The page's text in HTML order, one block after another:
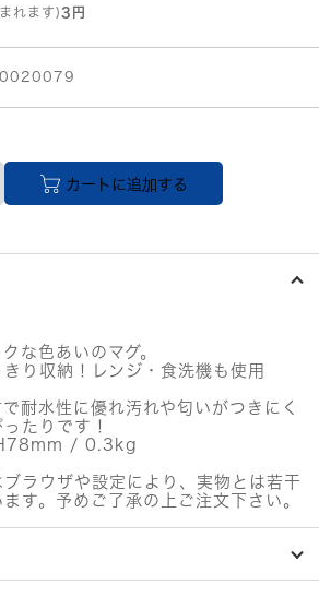
れます) 3円
カートに追加する
な色あいのマグ。
り収納！レンジ・食洗機も使用
耐水性に優れ汚れや匂いがつきにく
たりです！
/ 0.3kg
ラウザや設定により、実物とは若干
す。予めご了承の上ご注文下さい。